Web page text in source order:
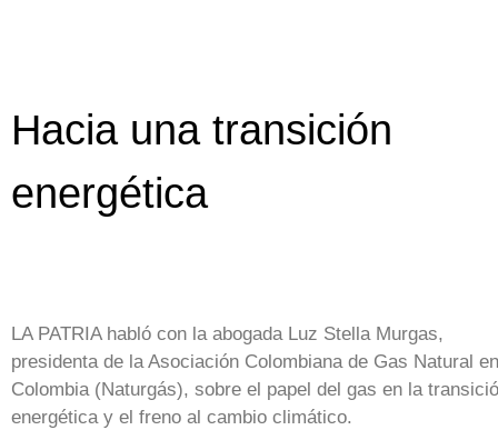
Hacia una transición
energética
LA PATRIA habló con la abogada Luz Stella Murgas,
presidenta de la Asociación Colombiana de Gas Natural en
Colombia (Naturgás), sobre el papel del gas en la
energética y el freno al cambio climático.